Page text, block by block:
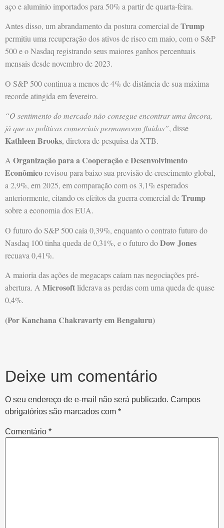
aço e alumínio importados para 50% a partir de quarta-feira.
Antes disso, um abrandamento da postura comercial deTrump
permitiu uma recuperação dos ativos de risco em maio, com o S&P
500 e o Nasdaq registrando seus maiores ganhos percentuais
mensais desde novembro de 2023.
O S&P 500 continua a menos de 4% de distância de sua máxima
recorde atingida em fevereiro.
“O sentimento do mercado não consegue encontrar uma âncora,
já que as políticas comerciais permanecem fluidas”, disse
Kathleen Brooks, diretora de pesquisa da XTB.
A Organização para a Cooperação e Desenvolvimento
Econômicorevisou para baixo sua previsão de crescimento global,
a 2,9%, em 2025, em comparação com os 3,1% esperados
anteriormente, citando os efeitos da guerra comercial deTrump
sobre a economia dos EUA.
O futuro do S&P 500 caía 0,39%, enquanto o contrato futuro do
Nasdaq 100 tinha queda de 0,31%, e o futuro doDow Jones
recuava 0,41%.
A maioria das ações de megacaps caíam nas negociações pré-
abertura. A Microsoftliderava as perdas com uma queda de quase
0,4%.
(Por Kanchana Chakravarty em Bengaluru)
Deixe um comentário
O seu endereço de e-mail não será publicado. Campos
obrigatórios são marcados com *
Comentário *